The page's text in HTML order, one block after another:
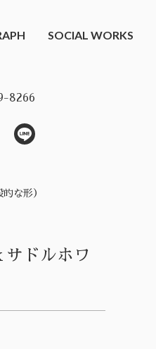
SOCIAL WORKS
8266
な形）
ドルホワ